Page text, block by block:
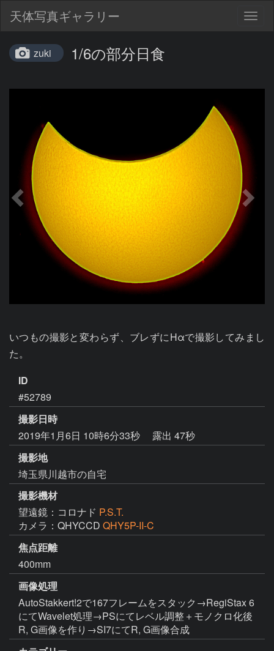
天体写真ギャラリー
zuki 1/6の部分日食
いつもの撮影と変わらず、ブレずにHαで撮影してみまし
た。
ID
#52789
撮影日時
2019年1月6日 10時6分33秒
露出 47秒
撮影地
埼玉県川越市の自宅
撮影機材
望遠鏡：コロナド P.S.T.
カメラ：QHYCCD QHY5P-II-C
焦点距離
400mm
画像処理
AutoStakkert!2で167フレームをスタック→RegiStax 6
にてWavelet処理→PSにてレベル調整＋モノクロ化後
R, G画像を作り→SI7にてR, G画像合成